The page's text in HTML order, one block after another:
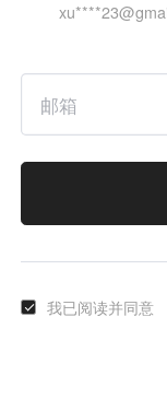
我已阅读并同意